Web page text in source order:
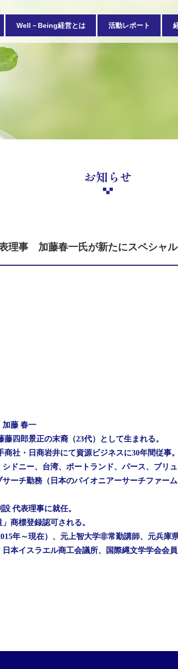
Well－Being経営とは 活動レポート
お知らせ
理事 加藤春一氏が新たにスペシャル
加藤 春一
四郎景正の末裔（23代）として生まれる。
社・日商岩井にて資源ビジネスに30年間従事
ドニー、台湾、ポートランド、パース、ブリ
ーチ勤務（日本のパイオニアーサーチファー
代表理事に就任。
商標登録認可される。
年～現在）、元上智大学非常勤講師、元兵庫
本イスラエル商工会議所、国際縄文学学会会員